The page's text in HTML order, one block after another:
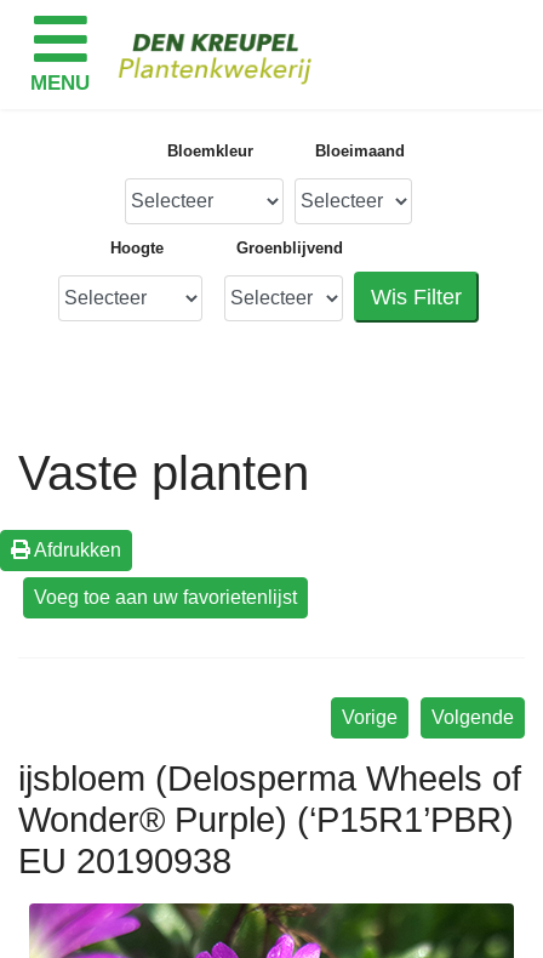
Bloemkleur Bloeimaand
Hoogte Groenblijvend
Wis Filter
Vaste planten
Afdrukken
Volgende
Vorige
ijsbloem (Delosperma Wheels of
Wonder® Purple) (‘P15R1’PBR)
EU 20190938